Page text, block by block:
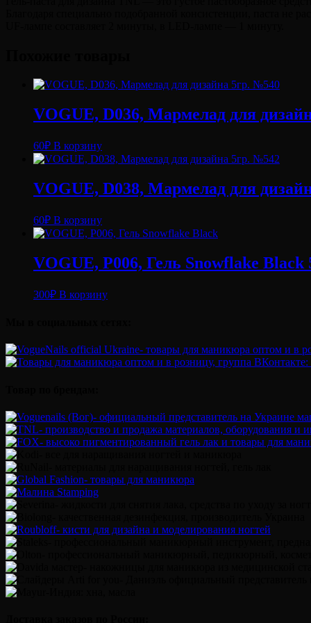
VOGUE, D036, Мармелад для
60₽ В корзину
VOGUE, D038, Мармелад для
60₽ В корзину
VOGUE, P006, Гель Snowflake Black
300₽ В корзину